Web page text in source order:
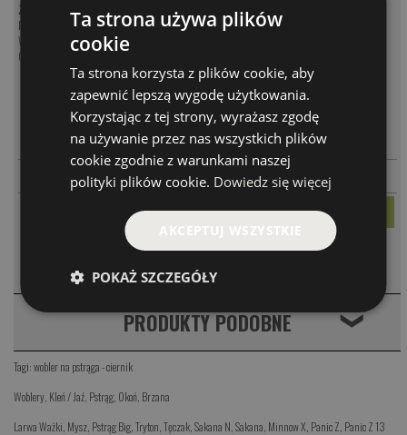
Zobacz nasze produkty:
Przynęty na klenia i jazia
Woblery na klenia i jazia
Obrotówki na klenia i jazia
CENA
Bob CIERNIK NATURAL
52.00 PLN - + PARAMETRY
Bob CIERNIK SAMIEC 52.00 PLN + PARAMETRY
KOMENTARZE
PRODUKTY PODOBNE ❮
Tagi:wobler na pstrąga - ciernik
Woblery Kleń / Jaź Pstrąg, Okoń Brzana
Larwa Ważki Mysz Pstrąg Big,Tryton ,Tęczak ,Sakana N ,Sakana Minnow X Panic Z Panic Z 13
Ta strona używa plików
cookie
Ta strona korzysta z plików cookie, aby
zapewnić lepszą wygodę użytkowania.
Korzystając z tej strony, wyrażasz zgodę
na używanie przez nas wszystkich plików
cookie zgodnie z warunkami naszej
polityki plików cookie. Dowiedz się więcej
AKCEPTUJ WSZYSTKIE
POKAŻ SZCZEGÓŁY